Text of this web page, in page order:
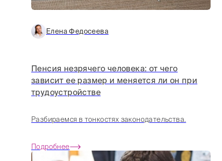
Елена Федосеева
Пенсия незрячего человека: от чего
зависит ее размер и меняется ли он при
трудоустройстве
Разбираемся в тонкостях законодательства.
Подробнее